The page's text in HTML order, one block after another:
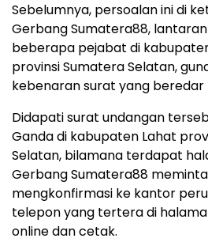
Sebelumnya, persoalan ini di
Gerbang Sumatera88,
beberapa pejabat di
provinsi Sumatera Selatan,
kebenaran surat yang
Didapati surat undangan
Ganda di kabupaten Lahat
Selatan, bilamana terdapat
Gerbang Sumatera88
mengkonfirmasi ke kantor
telepon yang tertera di
online dan cetak.